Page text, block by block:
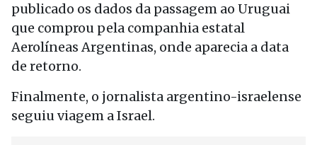
publicado os dados da passagem ao Uruguai
que comprou pela companhia estatal
Aerolíneas Argentinas, onde aparecia a data
de retorno.
Finalmente, o jornalista argentino-israelense
seguiu viagem a Israel.